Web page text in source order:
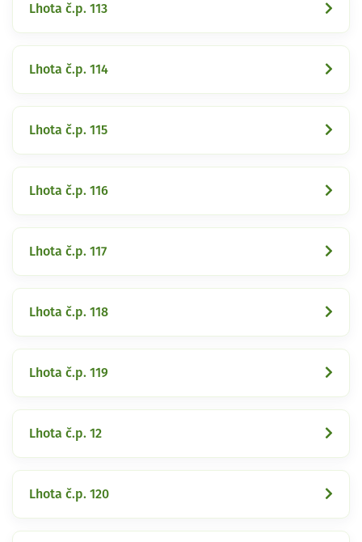
Lhota č.p. 113
Lhota č.p. 114
Lhota č.p. 115
Lhota č.p. 116
Lhota č.p. 117
Lhota č.p. 118
Lhota č.p. 119
Lhota č.p. 12
Lhota č.p. 120